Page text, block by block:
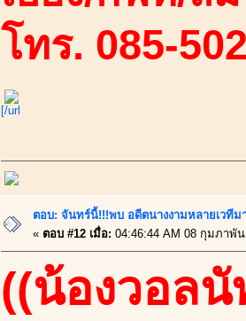
โทร. 085-
[/url
ตอบ: จันทร์นี้!!!พบ อดีตนางงามหลายเวที
« ตอบ #12 เมื่อ: 04:46:44 AM 08 กุมภาพั
((น้องวอลนั